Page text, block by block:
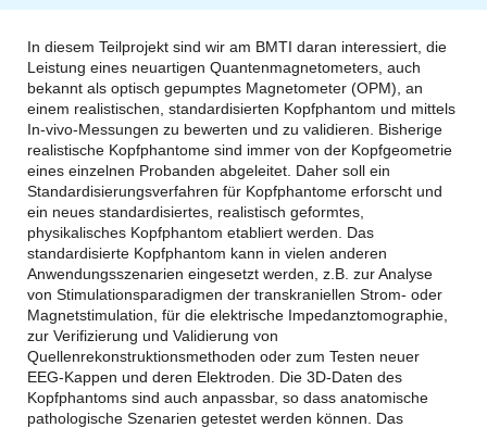
In diesem Teilprojekt sind wir am BMTI daran interessiert, die
Leistung eines neuartigen Quantenmagnetometers, auch
bekannt als optisch gepumptes Magnetometer (OPM), an
einem realistischen, standardisierten Kopfphantom und mittels
In-vivo-Messungen zu bewerten und zu validieren. Bisherige
realistische Kopfphantome sind immer von der Kopfgeometrie
eines einzelnen Probanden abgeleitet. Daher soll ein
Standardisierungsverfahren für Kopfphantome erforscht und
ein neues standardisiertes, realistisch geformtes,
physikalisches Kopfphantom etabliert werden. Das
standardisierte Kopfphantom kann in vielen anderen
Anwendungsszenarien eingesetzt werden, z.B. zur Analyse
von Stimulationsparadigmen der transkraniellen Strom- oder
Magnetstimulation, für die elektrische Impedanztomographie,
zur Verifizierung und Validierung von
Quellenrekonstruktionsmethoden oder zum Testen neuer
EEG-Kappen und deren Elektroden. Die 3D-Daten des
Kopfphantoms sind auch anpassbar, so dass anatomische
pathologische Szenarien getestet werden können. Das